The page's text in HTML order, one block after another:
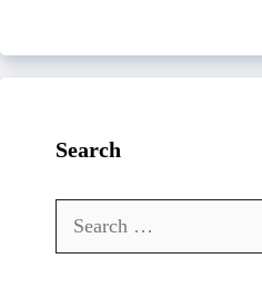
Search
Search
for: